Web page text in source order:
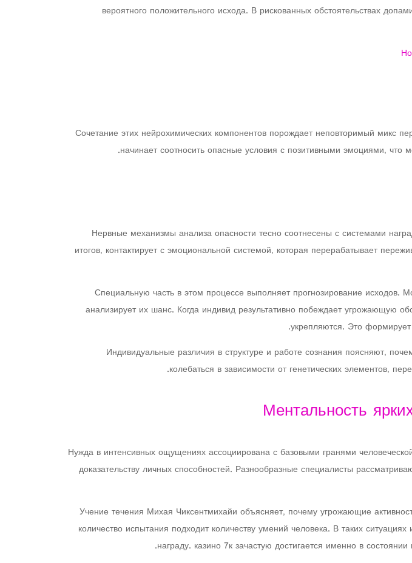
вероятного положительного исхода. В рискованных обстоятельствах
Сочетание этих нейрохимических компонентов порождает неповторимый микс
начинает соотносить опасные условия с позитивными эмоциями, что
Нервные механизмы анализа опасности тесно соотнесены с системами
итогов, контактирует с эмоциональной системой, которая перерабатывает
Специальную часть в этом процессе выполняет прогнозирование исходов.
анализирует их шанс. Когда индивид результативно побеждает угрожающую
укрепляются. Это
Индивидуальные различия в структуре и работе сознания поясняют,
колебаться в зависимости от генетических элементов,
Ментальность
Нужда в интенсивных ощущениях ассоциирована с базовыми гранями
доказательству личных способностей. Разнообразные специалисты
Учение течения Михая Чиксентмихайи объясняет, почему угрожающие
количество испытания подходит количеству умений человека. В таких
награду. казино 7к зачастую достигается именно в